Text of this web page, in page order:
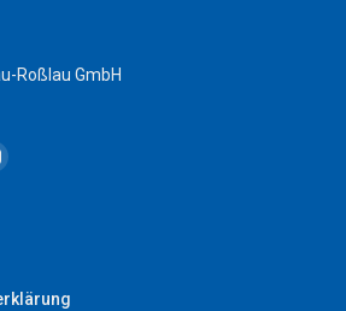
Roßlau GmbH